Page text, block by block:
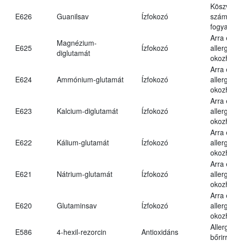
E626 Guanilsav Ízfokozó
E625
Magnézium-
diglutamát
Ízfokozó
Arra
E624 Ammónium-glutamát Ízfokozó
Arra
E623 Kalcium-diglutamát Ízfokozó
Arra
E622 Kálium-glutamát Ízfokozó
Arra
E621 Nátrium-glutamát Ízfokozó
Arra
E620 Glutaminsav Ízfokozó
Arra
E586
4-hexil-rezorcin Antioxidáns